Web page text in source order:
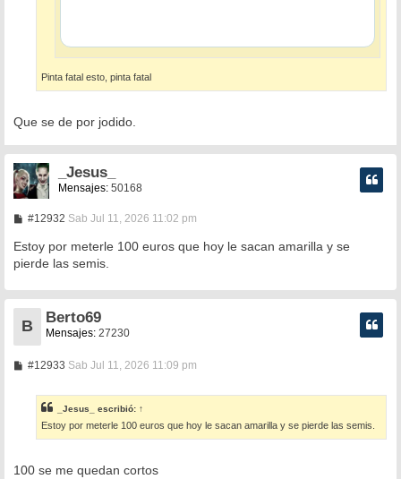
Pinta fatal esto, pinta fatal
Que se de por jodido.
_Jesus_
Mensajes: 50168
#12932M
n
s
a
e
Sab Jul 11, 2026 11:02 pm
Estoy por meterle 100 euros que hoy le sacan amarilla y se
pierde las semis.
B
Berto69
Mensajes: 27230
#12933M
a
j
e
Sab Jul 11, 2026 11:09 pm
_Jesus_ escribió: ↑
Estoy por meterle 100 euros que hoy le sacan amarilla y se pierde las semis.
100 se me quedan cortos